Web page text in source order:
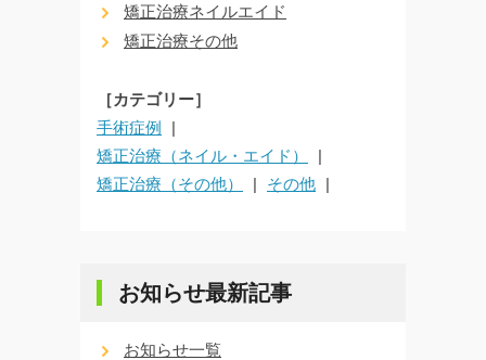
矯正治療ネイルエイド
矯正治療その他
［カテゴリー］
手術症例
矯正治療（ネイル・エイド）
矯正治療（その他）
その他
お知らせ最新記事
お知らせ一覧